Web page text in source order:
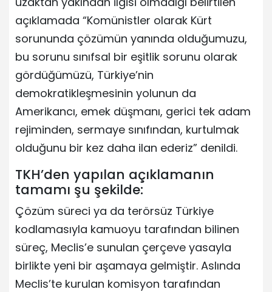
açıklamada “Komünistler olarak Kürt
sorununda çözümün yanında olduğumuzu,
bu sorunu sınıfsal bir eşitlik sorunu olarak
gördüğümüzü, Türkiye’nin
demokratikleşmesinin yolunun da
Amerikancı, emek düşmanı, gerici tek adam
rejiminden, sermaye sınıfından, kurtulmak
olduğunu bir kez daha ilan ederiz” denildi.
TKH’den yapılan açıklamanın
tamamı şu şekilde:
Çözüm süreci ya da terörsüz Türkiye
kodlamasıyla kamuoyu tarafından bilinen
süreç, Meclis’e sunulan çerçeve yasayla
birlikte yeni bir aşamaya gelmiştir. Aslında
Meclis’te kurulan komisyon tarafından